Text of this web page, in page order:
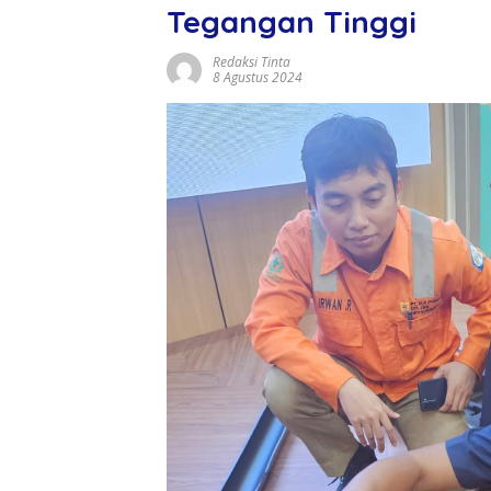
Tegangan Tinggi
Redaksi Tinta
8 Agustus 2024